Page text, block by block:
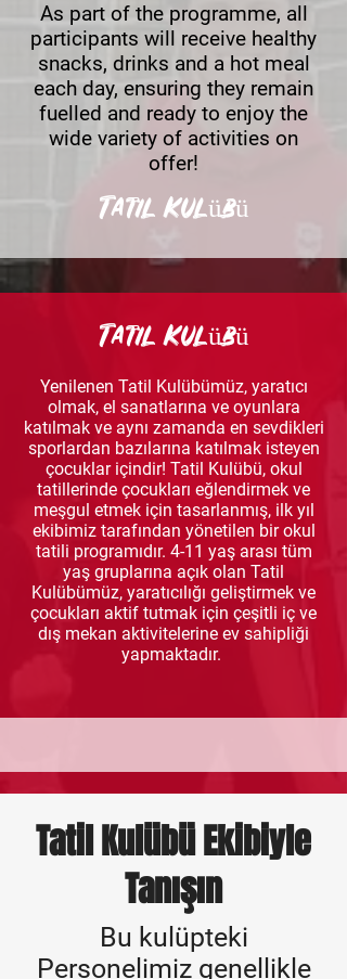
As part of the programme, all
participants will receive healthy
snacks, drinks and a hot meal
each day, ensuring they remain
fuelled and ready to enjoy the
wide variety of activities on
offer!
Tatil Kulübü
Tatil Kulübü
Yenilenen Tatil Kulübümüz, yaratıcı
olmak, el sanatlarına ve oyunlara
katılmak ve aynı zamanda en sevdikleri
sporlardan bazılarına katılmak isteyen
çocuklar içindir! Tatil Kulübü, okul
tatillerinde çocukları eğlendirmek ve
meşgul etmek için tasarlanmış, ilk yıl
ekibimiz tarafından yönetilen bir okul
tatili programıdır. 4-11 yaş arası tüm
yaş gruplarına açık olan Tatil
Kulübümüz, yaratıcılığı geliştirmek ve
çocukları aktif tutmak için çeşitli iç ve
dış mekan aktivitelerine ev sahipliği
yapmaktadır.
Tatil Kulübü Ekibiyle
Tanışın
Bu kulüpteki
Personelimiz genellikle